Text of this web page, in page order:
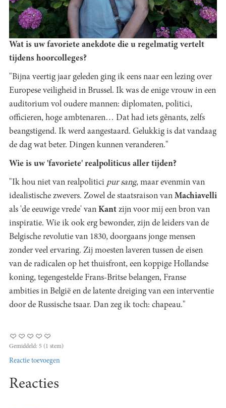
Wat is uw favoriete anekdote die u regelmatig vertelt
tijdens hoorcolleges?
"Bijna veertig jaar geleden ging ik eens naar een lezing over
Europese veiligheid in Brussel. Ik was de enige vrouw in een
auditorium vol oudere mannen: diplomaten, politici,
officieren, hoge ambtenaren… Dat had iets gênants, zelfs
beangstigend. Ik werd aangestaard. Gelukkig is dat vandaag
de dag wat beter. Dingen kunnen veranderen."
Wie is uw 'favoriete' realpoliticus aller tijden?
"Ik hou niet van realpolitici pur sang, maar evenmin van
idealistische zwevers. Zowel de staatsraison van Machiavelli
als 'de eeuwige vrede' van Kant zijn voor mij een bron van
inspiratie. Wie ik ook erg bewonder, zijn de leiders van de
Belgische revolutie van 1830, doorgaans jonge mensen
zonder veel ervaring. Zij moesten laveren tussen de eisen
van de radicalen op het thuisfront, een koppige Hollandse
koning, tegengestelde Frans-Britse belangen, Franse
ambities in België en de latente dreiging van een interventie
door de Russische tsaar. Dan zeg ik toch: chapeau."
Gemiddeld: 5 (1 stem)
Reactie toevoegen
Reacties